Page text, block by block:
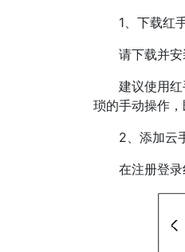
1、下载红
请下载并安装
建议使用红手
琐的手动操作，
2、添加云
在注册登录红